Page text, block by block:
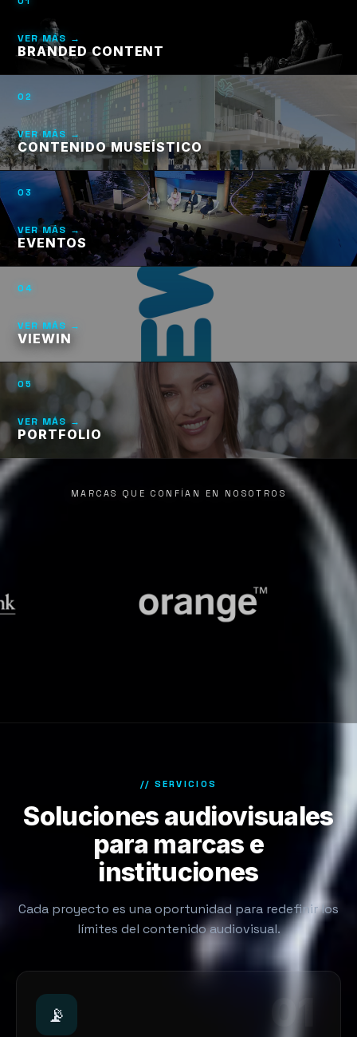
VER MÁS →
BRANDED CONTENT
02
VER MÁS →
CONTENIDO MUSEÍSTICO
03
VER MÁS →
EVENTOS
04
VER MÁS →
VIEWIN
05
VER MÁS →
PORTFOLIO
MARCAS QUE CONFÍAN EN NOSOTROS
// SERVICIOS
Soluciones audiovisuales
para marcas e
instituciones
Cada proyecto es una oportunidad para redefinir los
límites del contenido audiovisual.
01
📡